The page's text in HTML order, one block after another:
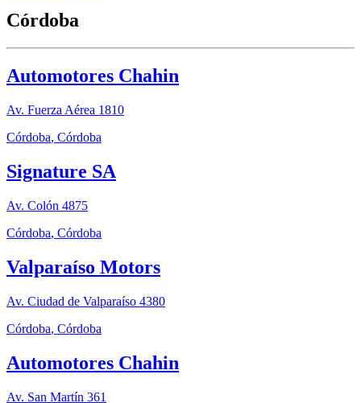
Córdoba
Automotores Chahin
Av. Fuerza Aérea 1810
Córdoba, Córdoba
Signature SA
Av. Colón 4875
Córdoba, Córdoba
Valparaíso Motors
Av. Ciudad de Valparaíso 4380
Córdoba, Córdoba
Automotores Chahin
Av. San Martín 361